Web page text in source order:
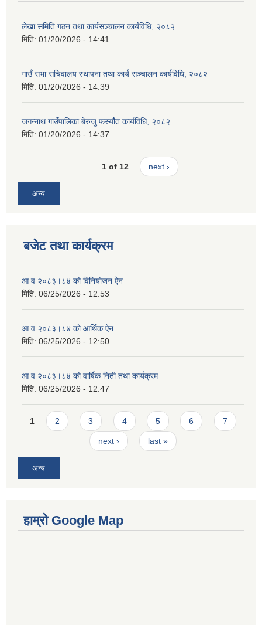
लेखा समिति गठन तथा कार्यसञ्चालन कार्यविधि, २०८२
मिति: 01/20/2026 - 14:41
गाउँ सभा सचिवालय स्थापना तथा कार्य सञ्चालन कार्यविधि, २०८२
मिति: 01/20/2026 - 14:39
जगन्नाथ गाउँपालिका बेरुजु फर्स्यौत कार्यविधि, २०८२
मिति: 01/20/2026 - 14:37
1 of 12 next ›
अन्य
बजेट तथा कार्यक्रम
आ व २०८३।८४ को विनियोजन ऐन
मिति: 06/25/2026 - 12:53
आ व २०८३।८४ को आर्थिक ऐन
मिति: 06/25/2026 - 12:50
आ व २०८३।८४ को वार्षिक निती तथा कार्यक्रम
मिति: 06/25/2026 - 12:47
Pages
1 2 3 4 5 6 7
next › last »
अन्य
हाम्रो Google Map